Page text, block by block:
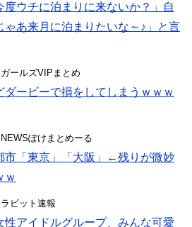
度ウチに泊まりに来ないか？」自
ゃあ来月に泊まりたいな～♪」と言
ールズVIPまとめ
ダービーで損をしてしまうｗｗｗ
ぽけまとめーる
市「東京」「大阪」←残りが微妙
ｗ
ビット速報
性アイドルグループ、みんな可愛